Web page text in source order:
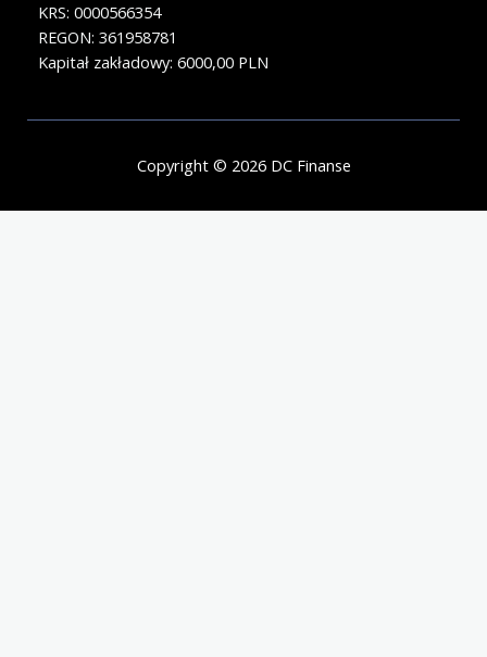
KRS: 0000566354
REGON: 361958781
Kapitał zakładowy: 6000,00 PLN
Copyright © 2026 DC Finanse